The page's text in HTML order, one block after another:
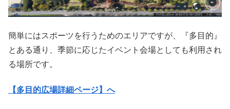
簡単にはスポーツを行うためのエリアですが、『多目的』
とある通り、季節に応じたイベント会場としても利用され
る場所です。
【多目的広場詳細ページ】へ